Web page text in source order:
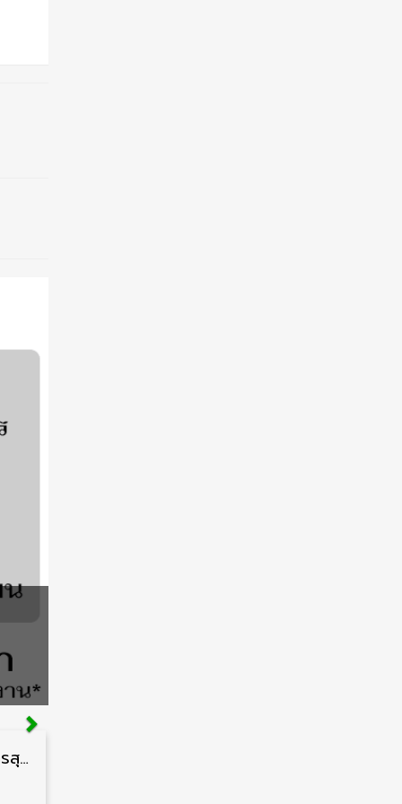
กรมสนับสนุนบริการสุขภาพ รับสมัครคัดเลือกพนักงานราชการ วุฒิ ปวส./ป.ตรี 13 อัตรา รับสมัคร 11 – 20 สิงหาคม